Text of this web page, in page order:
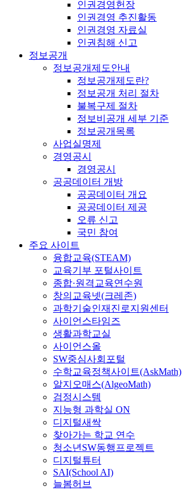
인권경영헌장
인권경영 추진활동
인권경영 자료실
인권침해 신고
정보공개
정보공개제도안내
정보공개제도란?
정보공개 처리 절차
불복구제 절차
정보비공개 세부 기준
정보공개목록
사업실명제
경영공시
경영공시
공공데이터 개방
공공데이터 개요
공공데이터 제공
오류 신고
국민 참여
주요 사이트
융합교육(STEAM)
교육기부 포털사이트
종합·원격교육연수원
창의교육넷(크레존)
과학기술인재진로지원센터
사이언스타임즈
생활과학교실
사이언스올
SW중심사회포털
수학교육정책사이트(AskMath)
알지오매스(AlgeoMath)
검정시스템
지능형 과학실 ON
디지털새싹
찾아가는 학교 연수
청소년SW동행프로젝트
디지털튜터
SAI(School AI)
늘봄허브